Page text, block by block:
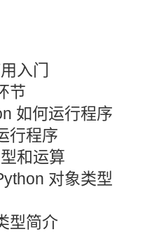
入门
节
如何运行程序
行程序
和运算
对象类型
型简介